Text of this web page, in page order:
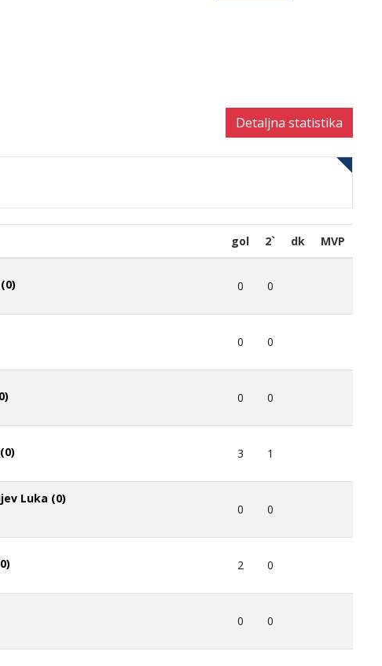
Detaljna statistika
gol 2` dk MVP
0 0
0 0
0 0
3 1
Luka (0)
0 0
2 0
0 0